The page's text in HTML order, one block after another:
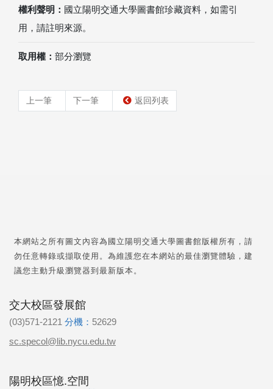
權利聲明： 國立陽明交通大學圖書館珍藏資料，如需引
用，請註明來源。
取用權： 部分瀏覽
上一筆 下一筆 返回列表
本網站之所有圖文內容為國立陽明交通大學圖書館版權所有，請
勿任意轉錄或擷取使用。為維護您在本網站的最佳瀏覽體驗，建
議您主動升級瀏覽器到最新版本。
交大校區發展館
(03)571-2121 分機： 52629
sc.specol@lib.nycu.edu.tw
陽明校區憶.空間